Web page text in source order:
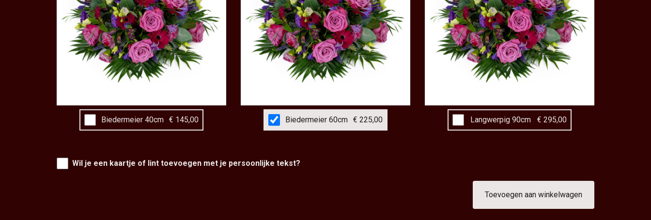
Biedermeier 40cm € 145,00 Biedermeier 60cm € 225,00 Langwerpig 90cm € 295,00
Wil je een kaartje of lint toevoegen met je persoonlijke tekst?
Toevoegen aan winkelwagen